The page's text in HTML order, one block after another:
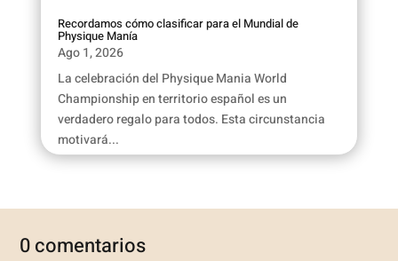
Recordamos cómo clasificar para el Mundial de
Physique Manía
Ago 1, 2026
La celebración del Physique Mania World
Championship en territorio español es un
verdadero regalo para todos. Esta circunstancia
motivará...
0 comentarios